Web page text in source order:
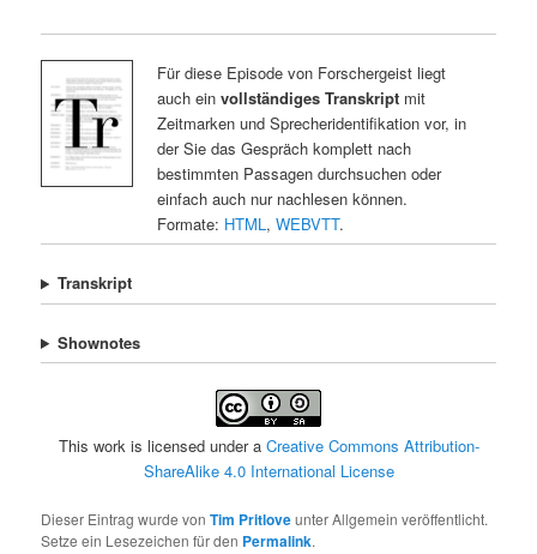
Für diese Episode von Forschergeist liegt
auch ein vollständiges Transkriptmit
Zeitmarken und Sprecheridentifikation vor, in
der Sie das Gespräch komplett nach
bestimmten Passagen durchsuchen oder
einfach auch nur nachlesen können.
Formate: HTML , WEBVTT.
Transkript
Shownotes
This work is licensed under a Creative Commons Attribution-
ShareAlike 4.0 International License
Dieser Eintrag wurde vonTim Pritloveunter Allgemein veröffentlicht.
Setze ein Lesezeichen für den Permalink.